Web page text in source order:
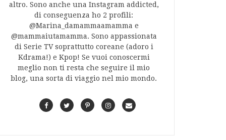
altro. Sono anche una Instagram addicted,
di conseguenza ho 2 profili:
@Marina_damammaamamma e
@mammaiutamamma. Sono appassionata
di Serie TV soprattutto coreane (adoro i
Kdrama!) e Kpop! Se vuoi conoscermi
meglio non ti resta che seguire il mio
blog, una sorta di viaggio nel mio mondo.
F
T
P
I
C